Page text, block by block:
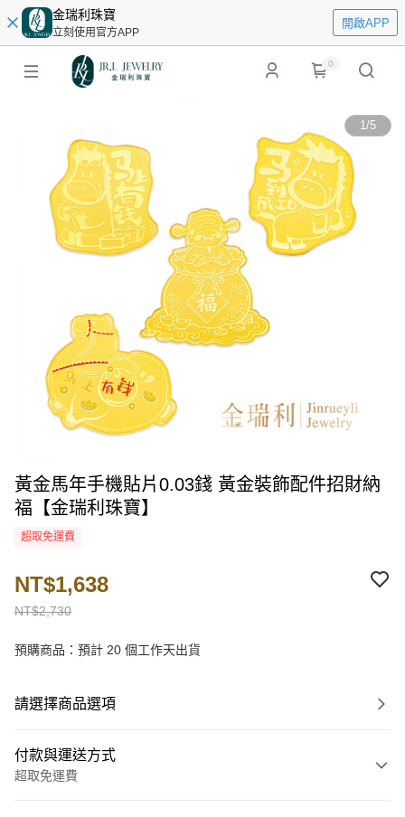
金瑞利珠寶
立刻使用官方APP
開啟APP
0
1/5
黃金馬年手機貼片0.03錢 黃金裝飾配件招財納
福【金瑞利珠寶】
超取免運費
NT$2,730
NT$1,638
預購商品：預計 20 個工作天出貨
請選擇商品選項
付款與運送方式
超取免運費